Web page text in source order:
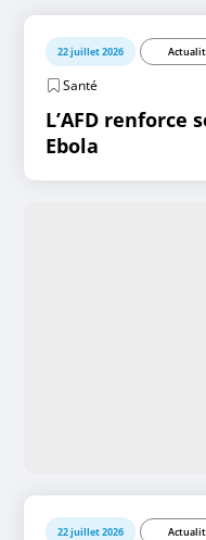
22 juillet 2026
Santé
L’AFD renforce
Ebola
22 juillet 2026